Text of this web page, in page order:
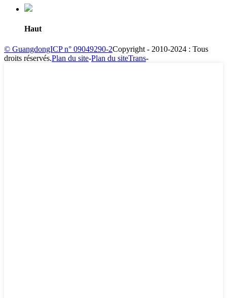
Haut
© GuangdongICP n° 09049290-2Copyright - 2010-2024 : Tous
droits réservés.Plan du site-Plan du siteTrans-